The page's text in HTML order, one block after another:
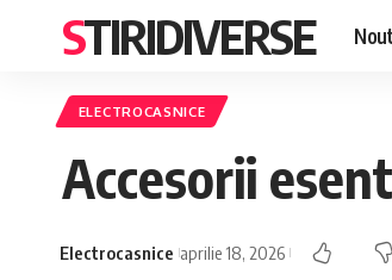
STIRIDIVERSE
ELECTROCASNICE
Accesorii
Electrocasnice aprilie 18, 2026